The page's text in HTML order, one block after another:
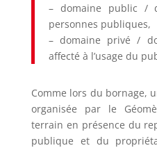
– domaine public /
personnes publiques,
– domaine privé /
affecté à l’usage du
Comme lors du bornage,
organisée par le
terrain en présence du
publique et du